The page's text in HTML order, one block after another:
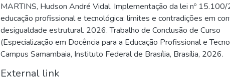
MARTINS, Hudson André Vidal. Implementação da lei nº
educação profissional e tecnológica: limites e contradições em
desigualdade estrutural. 2026. Trabalho de Conclusão de Curso
(Especialização em Docência para a Educação Profissional e
Campus Samambaia, Instituto Federal de Brasília, Brasília, 2026.
External link